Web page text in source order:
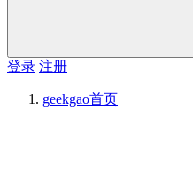
登录 注册
geekgao首页